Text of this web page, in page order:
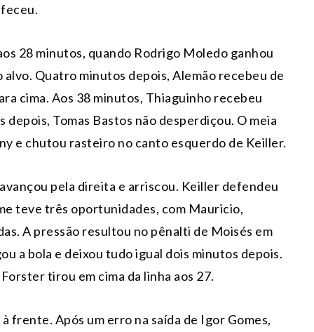
28 minutos, quando Rodrigo Moledo ganhou
Quatro minutos depois, Alemão recebeu de
cima. Aos 38 minutos, Thiaguinho recebeu
Tomas Bastos não desperdiçou. O meia
e chutou rasteiro no canto esquerdo de Keiller.
pela direita e arriscou. Keiller defendeu
teve três oportunidades, com Mauricio,
A pressão resultou no pênalti de Moisés em
a bola e deixou tudo igual dois minutos depois.
tirou em cima da linha aos 27.
frente. Após um erro na saída de Igor Gomes,